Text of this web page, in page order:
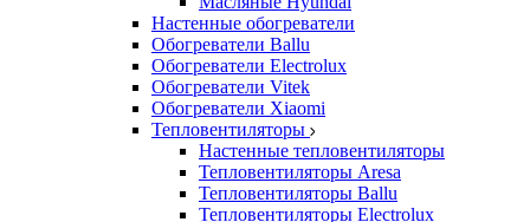
Настенные обогреватели
Обогреватели Ballu
Обогреватели Electrolux
Обогреватели Vitek
Обогреватели Xiaomi
Тепловентиляторы
Настенные тепловентиляторы
Тепловентиляторы Aresa
Тепловентиляторы Ballu
Тепловентиляторы Electrolux